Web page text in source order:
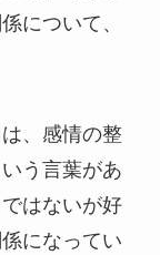
について、
、感情の整
う言葉があ
はないが好
になってい